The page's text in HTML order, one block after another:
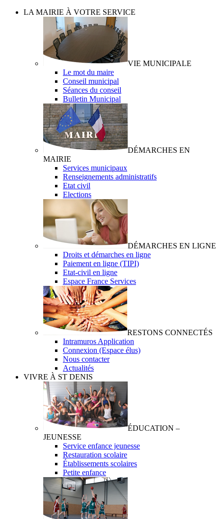
LA MAIRIE À VOTRE SERVICE
VIE MUNICIPALE
Le mot du maire
Conseil municipal
Séances du conseil
Bulletin Municipal
DÉMARCHES EN
MAIRIE
Services municipaux
Renseignements administratifs
Etat civil
Elections
DÉMARCHES EN LIGNE
Droits et démarches en ligne
Paiement en ligne (TIPI)
Etat-civil en ligne
Espace France Services
RESTONS CONNECTÉS
Intramuros Application
Connexion (Espace élus)
Nous contacter
Actualités
VIVRE À ST DENIS
ÉDUCATION –
JEUNESSE
Service enfance jeunesse
Restauration scolaire
Établissements scolaires
Petite enfance